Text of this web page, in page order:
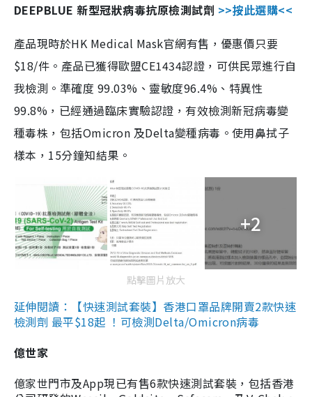
DEEPBLUE 新型冠狀病毒抗原檢測試劑 >>按此選購<<
產品現時於HK Medical Mask官網有售，優惠價只要
$18/件。產品已獲得歐盟CE1434認證，可供民眾進行自
我檢測。準確度 99.03%、靈敏度96.4%、特異性
99.8%，已經通過臨床實驗認證，有效檢測新冠病毒變
種毒株，包括Omicron 及Delta變種病毒。使用鼻拭子
樣本，15分鐘知結果。
+2
點擊圖片放大
延伸閱讀：【快速測試套裝】香港口罩品牌開賣2款快速
檢測劑 最平$18起 ！可檢測Delta/Omicron病毒
億世家
億家世門市及App現已有售6款快速測試套裝，包括香港